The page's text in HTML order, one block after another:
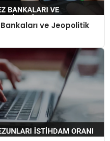
ve Jeopolitik